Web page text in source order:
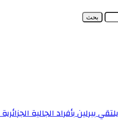
ببرلين بأفراد الجالية